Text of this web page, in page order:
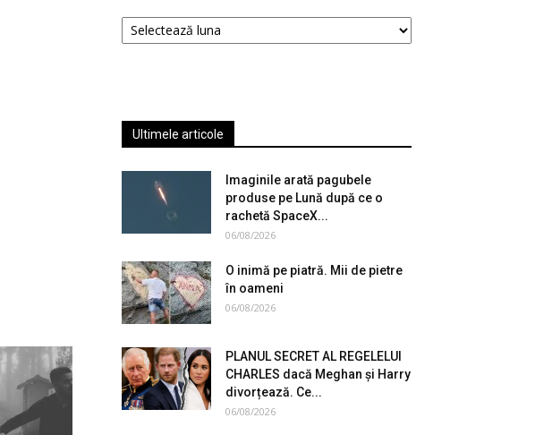
Arhive
Ultimele articole
Imaginile arată pagubele
produse pe Lună după ce o
rachetă SpaceX...
06/08/2026
O inimă pe piatră. Mii de pietre
în oameni
06/08/2026
PLANUL SECRET AL REGELELUI
CHARLES dacă Meghan și Harry
divorțează. Ce...
06/08/2026